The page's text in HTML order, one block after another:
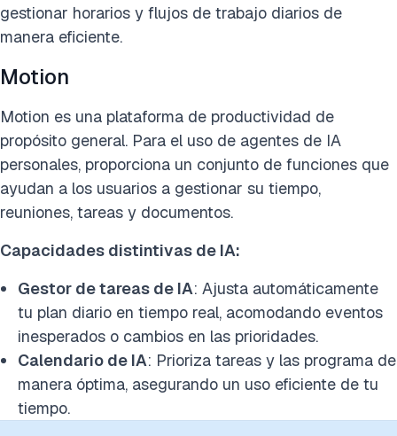
gestionar horarios y flujos de trabajo diarios de
manera eficiente.
Motion
Motion es una plataforma de productividad de
propósito general. Para el uso de agentes de IA
personales, proporciona un conjunto de funciones que
ayudan a los usuarios a gestionar su tiempo,
reuniones, tareas y documentos.
Capacidades distintivas de IA:
Gestor de tareas de IA: Ajusta automáticamente
tu plan diario en tiempo real, acomodando eventos
inesperados o cambios en las prioridades.
Calendario de IA: Prioriza tareas y las programa de
manera óptima, asegurando un uso eficiente de tu
tiempo.